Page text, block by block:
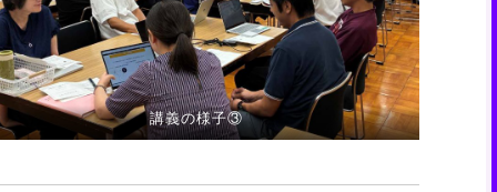
講義の様子③